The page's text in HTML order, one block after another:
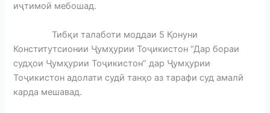
иҷтимоӣ мебошад.
Тибқи талаботи моддаи 5 Қонуни
Конститутсионии Ҷумҳурии Тоҷикистон “Дар бораи
судҳои Ҷумҳурии Тоҷикистон” дар Ҷумҳурии
Тоҷикистон адолати судӣ танҳо аз тарафи суд амалӣ
карда мешавад.